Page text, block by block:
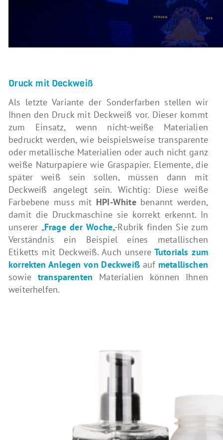
Druck mit Deckweiß
Als letzte Variante der Sonderfarben stellen wir
Ihnen den Druck mit Deckweiß vor. Dieser kommt
zum Einsatz, wenn nicht-weiße Materialien
bedruckt werden, wie beispielsweise transparente
oder metallische Materialien oder auch nicht ganz
weiße Naturpapiere wie Graspapier. Elemente, die
später weiß sein sollen, müssen dann mit
Deckweiß angelegt sein. Wichtig: Diese weiße
Farbebene muss mit HPI-Whitebenannt werden,
damit die Druckmaschine sie korrekt erkennt. In
unserer „Frage der Woche„-Rubrik finden Sie zum
Verständnis ein Beispiel eines metallischen
Etiketts mit Deckweiß. Auch unsere Tutorials zum
korrekten Anlegen von Deckweißauf metallischen
sowie transparenten Materialien können Ihnen
weiterhelfen.